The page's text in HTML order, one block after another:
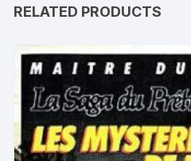
RELATED PRODUCTS